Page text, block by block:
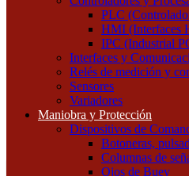
PLC
HMI (Interfaces
IPC (Industrial
Interfaces y
Relés de medición y
Sensores
Variadores
Maniobra y Protección
Dispositivos de
Botoneras,
Columnas de
Ojos de Buey
(011) 4253-9024
Atención por
11 3071 1515
0
$ 0,00
0
Tu pedido